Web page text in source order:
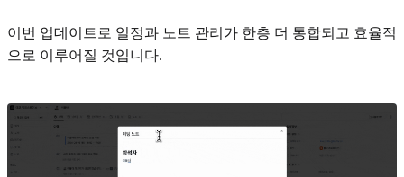
이번 업데이트로 일정과 노트 관리가 한층 더 통합되고 효율적
으로 이루어질 것입니다.